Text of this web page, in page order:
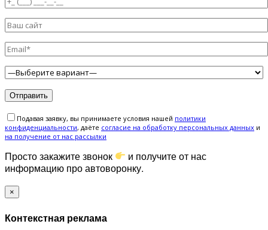
Подавая заявку, вы принимаете условия нашей политики
конфиденциальности, даёте cогласие на обработку персональных данных и
на получение от нас рассылки
Просто закажите звонок
и получите от нас
информацию про автоворонку.
×
Контекстная реклама